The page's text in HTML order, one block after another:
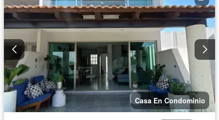
Casa En Condominio